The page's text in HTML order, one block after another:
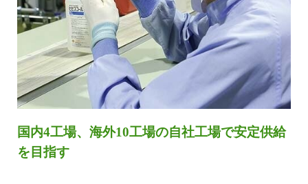
国内4工場、海外10工場の自社工場で安定供給
を目指す